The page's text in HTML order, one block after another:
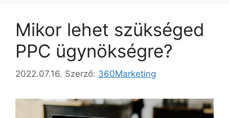
Mikor lehet szükséged
PPC ügynökségre?
2022.07.16. Szerző: 360Marketing